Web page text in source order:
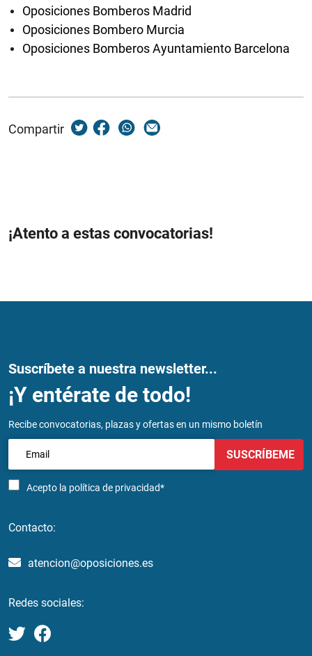
Oposiciones Bomberos Madrid
Oposiciones Bombero Murcia
Oposiciones Bomberos Ayuntamiento Barcelona
Compartir
¡Atento a estas convocatorias!
Suscríbete a nuestra newsletter...
¡Y entérate de todo!
Recibe convocatorias, plazas y ofertas en un mismo boletín
Acepto la política de privacidad*
SUSCRÍBEME
Contacto:
atencion@oposiciones.es
Redes sociales: